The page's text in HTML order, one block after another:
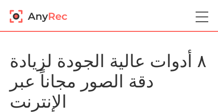
٨ أدوات عالية الجودة لزيادة
دقة الصور مجاناً عبر
الإنترنت